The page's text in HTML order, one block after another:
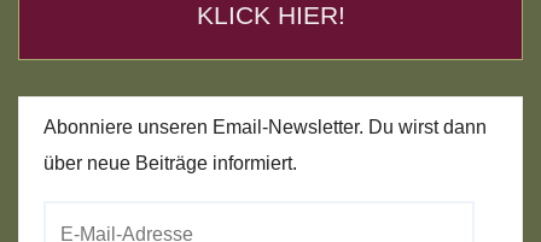
KLICK HIER!
Abonniere unseren Email-Newsletter. Du wirst dann
über neue Beiträge informiert.